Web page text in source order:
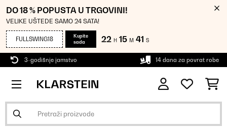
DO 18 % POPUSTA U TRGOVINI!
VELIKE UŠTEDE SAMO 24 SATA!
FULLSWING18
Kupite
sada
22 H 15 M 40 S
3-godišnje jamstvo 14 dana za povrat robe